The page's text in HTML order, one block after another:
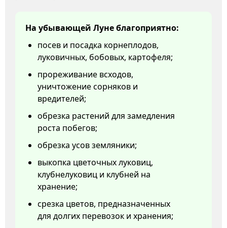
На убывающей Луне благоприятно:
посев и посадка корнеплодов,
луковичных, бобовых, картофеля;
прореживание всходов,
уничтожение сорняков и
вредителей;
обрезка растений для замедления
роста побегов;
обрезка усов земляники;
выкопка цветочных луковиц,
клубнелуковиц и клубней на
хранение;
срезка цветов, предназначенных
для долгих перевозок и хранения;